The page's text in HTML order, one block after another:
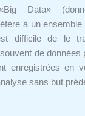
Data»
à un
difficile de le
de
enregistrées en
sans but